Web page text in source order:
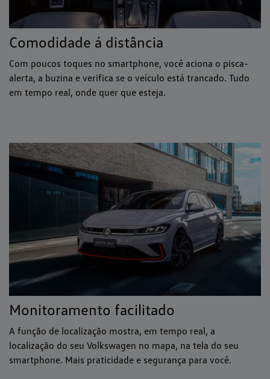
Comodidade á distância
Com poucos toques no smartphone, você aciona o pisca-
alerta, a buzina e verifica se o veículo está trancado. Tudo
em tempo real, onde quer que esteja.
Monitoramento facilitado
A função de localização mostra, em tempo real, a
localização do seu Volkswagen no mapa, na tela do seu
smartphone. Mais praticidade e segurança para você.